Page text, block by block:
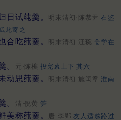
日试莼羹。 明末清初·陈恭尹 石鉴
此寄之
合吃莼羹。 明末清初·汪琬 姜学在
。 元·陈樵 投宪幕上下 其六
动思莼羹。 明末清初·施闰章 淮南
。 清·倪黄 笋
美称莼羹。 唐·李郢 友人适越路过